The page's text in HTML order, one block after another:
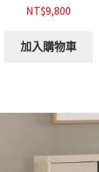
NT$9,800
加入購物車